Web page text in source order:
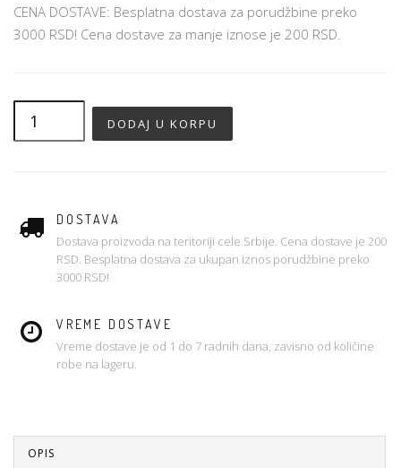
CENA DOSTAVE: Besplatna dostava za porudžbine preko
3000 RSD! Cena dostave za manje iznose je 200 RSD.
DOSTAVA
Dostava proizvoda na teritoriji cele Srbije. Cena dostave je 200
RSD. Besplatna dostava za ukupan iznos porudžbine preko
3000 RSD!
VREME DOSTAVE
Vreme dostave je od 1 do 7 radnih dana, zavisno od količine
robe na lageru.
OPIS